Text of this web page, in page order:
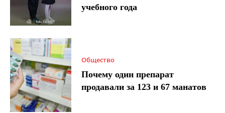
учебного года
Общество
Почему один препарат
продавали за 123 и 67 манатов